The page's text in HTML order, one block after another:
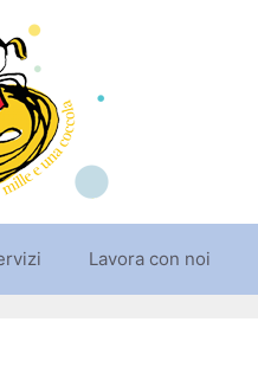
Lavora con noi